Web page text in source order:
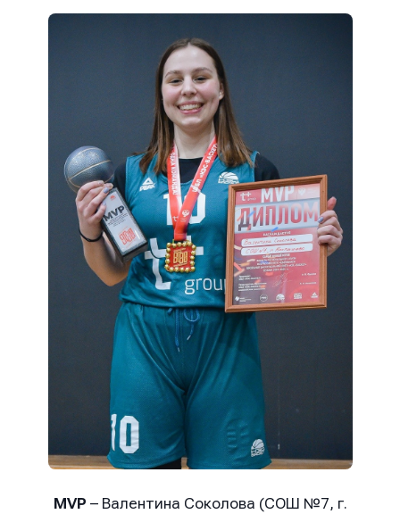
MVP – Валентина Соколова (СОШ №7, г.